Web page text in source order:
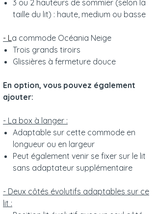
3 ou 2 hauteurs de sommier (selon la
taille du lit) : haute, medium ou basse
- La commode Océania Neige
Trois grands tiroirs
Glissières à fermeture douce
En option, vous pouvez également
ajouter:
- La box à langer :
Adaptable sur cette commode en
longueur ou en largeur
Peut également venir se fixer sur le lit
sans adaptateur supplémentaire
- Deux côtés évolutifs adaptables sur ce
lit :